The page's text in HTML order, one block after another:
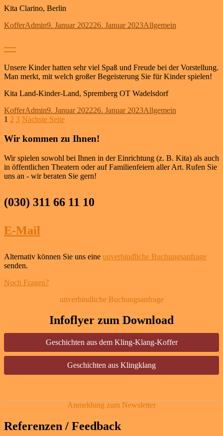
Kita Clarino, Berlin
Autor
KofferAdminVeröffentlicht
9. Januar 202226. Januar 2023Kategorien
Allgemein
—
Unsere Kinder hatten sehr viel Spaß und Freude bei der Vorstellung.
Man merkt, mit welch großer Begeisterung Sie für Kinder spielen!
Kita Land-Kinder-Land, Spremberg OT Wadelsdorf
Autor
KofferAdminVeröffentlicht
am
9. Januar 202226. Januar 2023Kategorien
Allgemein
Seitennummerierung
der
Seite
1 Seite
2 Seite
3 Nächste Seite
Wir kommen zu Ihnen!
Wir spielen sowohl bei Ihnen in der Einrichtung (z. B. Kita) als auch
in öffentlichen Theatern oder auf Familienfeiern aller Art. Rufen Sie
uns an - wir beraten Sie gern!
(030) 311 66 11 10
E-Mail
Alternativ können Sie uns eine unverbindliche Buchungsanfrage
senden.
Noch Fragen?
unverbindliche Buchungsanfrage
Infoflyer zum Download
Geschichten aus dem Kling-Klang-Koffer
Geschichten aus Klingklang
Anmeldung zum Newsletter
Referenzen / Feedback